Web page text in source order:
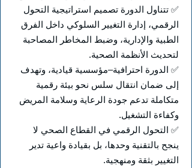
✅ تتناول الدورة تصميم استراتيجية التحول
الرقمي، إدارة التغيير السلوكي داخل الفرق
الطبية والإدارية، وضبط المخاطر المصاحبة
لتحديث الأنظمة الصحية.
✅ الدورة احترافية–مؤسسية قيادية، وتهدف
إلى ضمان انتقال سلس نحو بيئة رقمية
متكاملة تدعم جودة الرعاية وسلامة المريض
وكفاءة التشغيل.
✅ التحول الرقمي في القطاع الصحي لا
ينجح بالتقنية وحدها، بل بقيادة واعية تدير
التغيير بثقة ومنهجية.